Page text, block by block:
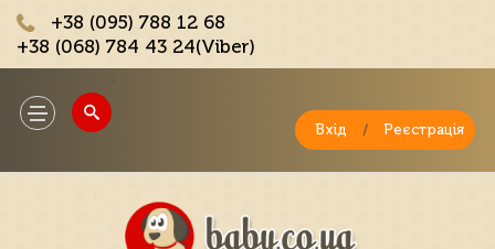
+38 (095) 788 12 68
+38 (068) 784 43 24(Viber)
Toggle
navigation
Вхід / Реєстрація